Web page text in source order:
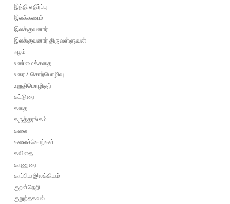
இந்தி எதிர்ப்பு
இலக்கணம்
இலக்குவனார்
இலக்குவனார் திருவள்ளுவன்
ஈழம்
உண்மைக்கதை
உரை / சொற்பொழிவு
உறுதிமொழிஞர்
கட்டுரை
கதை
கருத்தரங்கம்
கலை
கலைச்சொற்கள்
கவிதை
காணுரை
காப்பிய இலக்கியம்
குறள்நெறி
குறுந்தகவல்